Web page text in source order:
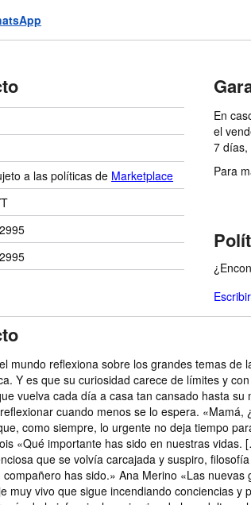
a las políticas de Marketplace
En
el
7 días,
Para
mundo reflexiona sobre los grandes temas
Y es que su curiosidad carece de límites y
vuelva cada día a casa tan cansado hasta
cuando menos se lo espera.
como siempre, lo urgente no deja tiempo
«Qué importante has sido en nuestras
que se volvía carcajada y suspiro,
has sido.» Ana Merino «Las
muy vivo que sigue incendiando conciencias